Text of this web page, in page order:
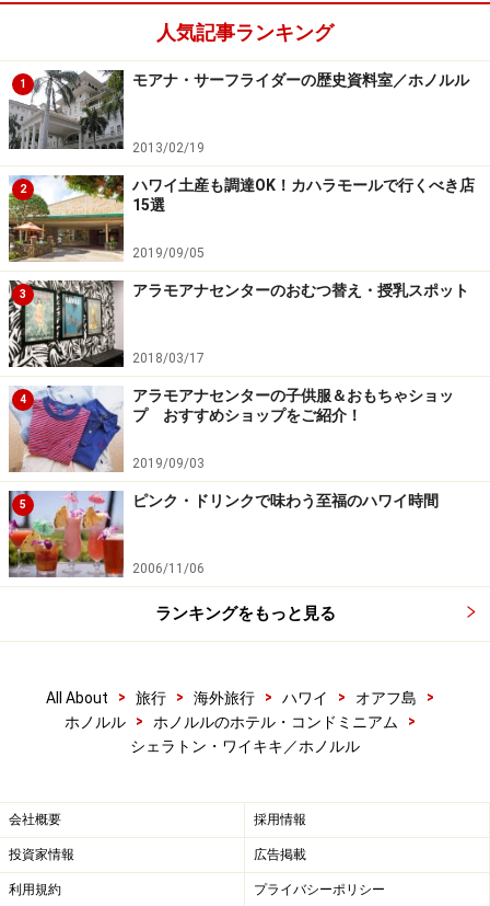
人気記事ランキング
1 モアナ・サーフライダーの歴史資料室／ホノルル
2013/02/19
2
ハワイ土産も調達OK！カハラモールで行くべき店
15選
2019/09/05
3 アラモアナセンターのおむつ替え・授乳スポット
2018/03/17
4
アラモアナセンターの子供服＆おもちゃショッ
プ おすすめショップをご紹介！
2019/09/03
5 ピンク・ドリンクで味わう至福のハワイ時間
2006/11/06
ランキングをもっと見る
All About > 旅行 > 海外旅行 > ハワイ > オアフ島
>
ホノルル
> ホノルルのホテル・コンドミニアム
>
シェラトン・ワイキキ／ホノルル
会社概要 採用情報
投資家情報 広告掲載
利用規約 プライバシーポリシー